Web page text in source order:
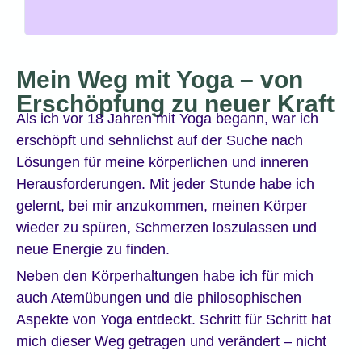
Mein Weg mit Yoga – von
Erschöpfung zu neuer Kraft
Als ich vor 18 Jahren mit Yoga begann, war ich
erschöpft und sehnlichst auf der Suche nach
Lösungen für meine körperlichen und inneren
Herausforderungen. Mit jeder Stunde habe ich
gelernt, bei mir anzukommen, meinen Körper
wieder zu spüren, Schmerzen loszulassen und
neue Energie zu finden.
Neben den Körperhaltungen habe ich für mich
auch Atemübungen und die philosophischen
Aspekte von Yoga entdeckt. Schritt für Schritt hat
mich dieser Weg getragen und verändert – nicht